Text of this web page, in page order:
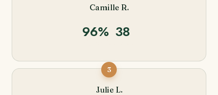
Camille R.
96% 38
3
Julie L.